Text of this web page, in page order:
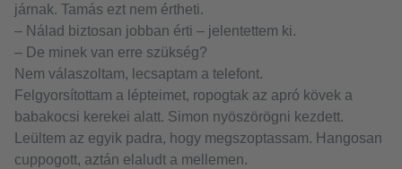
járnak. Tamás ezt nem értheti.
– Nálad biztosan jobban érti – jelentettem ki.
– De minek van erre szükség?
Nem válaszoltam, lecsaptam a telefont.
Felgyorsítottam a lépteimet, ropogtak az apró kövek a
babakocsi kerekei alatt. Simon nyöszörögni kezdett.
Leültem az egyik padra, hogy megszoptassam. Hangosan
cuppogott, aztán elaludt a mellemen.